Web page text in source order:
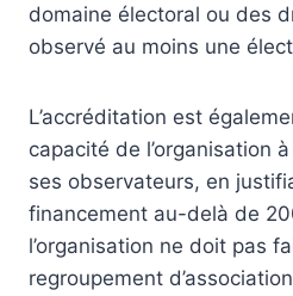
domaine électoral ou des
observé au moins une
L’accréditation est
capacité de l’organisation
ses observateurs, en
financement au-delà de
l’organisation ne doit pas
regroupement